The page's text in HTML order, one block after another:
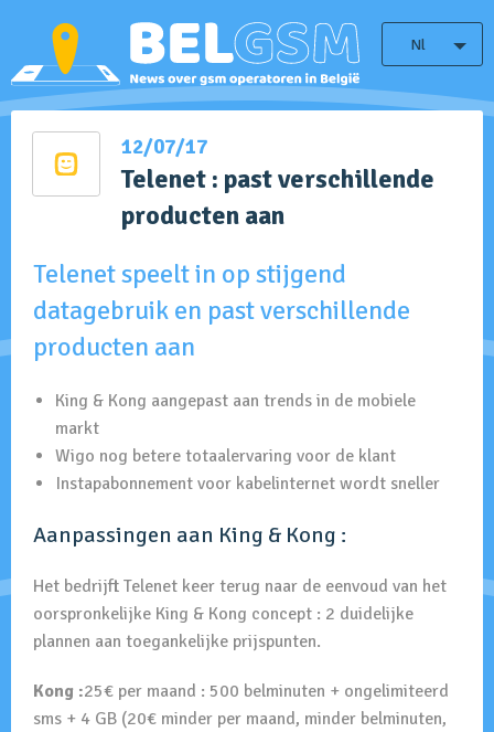
Nl
12/07/17
Telenet : past verschillende
producten aan
Telenet speelt in op stijgend
datagebruik en past verschillende
producten aan
King & Kong aangepast aan trends in de mobiele
markt
Wigo nog betere totaalervaring voor de klant
Instapabonnement voor kabelinternet wordt sneller
Aanpassingen aan King & Kong :
Het bedrijft Telenet keer terug naar de eenvoud van het
oorspronkelijke King & Kong concept : 2 duidelijke
plannen aan toegankelijke prijspunten.
Kong :25€ per maand : 500 belminuten + ongelimiteerd
sms + 4 GB (20€ minder per maand, minder belminuten,